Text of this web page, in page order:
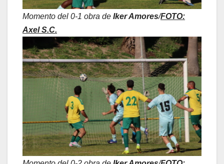
Momento del 0-1 obra de Iker Amores/FOTO:
Axel S.C.